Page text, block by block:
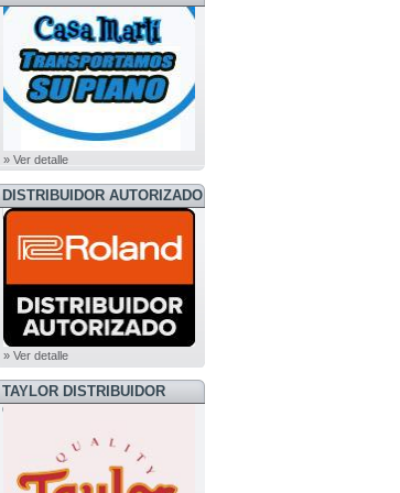
» Ver detalle
DISTRIBUIDOR AUTORIZADO
ROLAND
» Ver detalle
TAYLOR DISTRIBUIDOR
OFICIAL